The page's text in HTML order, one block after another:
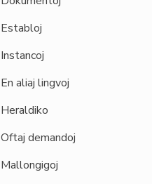
Establoj
Instancoj
En aliaj lingvoj
Heraldiko
Oftaj demandoj
Mallongigoj